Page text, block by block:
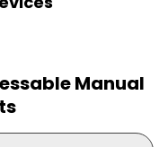
Manual